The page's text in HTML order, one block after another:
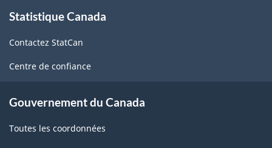
propos
ce
site
Statistique Canada
Contactez StatCan
Centre de confiance
Gouvernement du Canada
Toutes les coordonnées